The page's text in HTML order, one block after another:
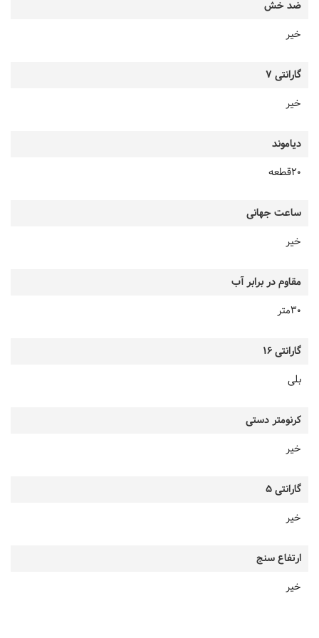
ضد خش
خیر
گارانتی 7
خیر
دیاموند
20قطعه
ساعت جهانی
خیر
مقاوم در برابر آب
30متر
گارانتی 16
بلی
کرنومتر دستی
خیر
گارانتی 5
خیر
ارتفاع سنج
خیر